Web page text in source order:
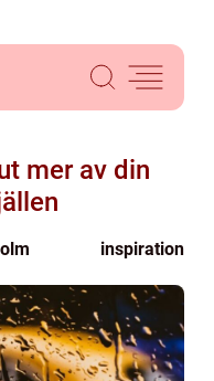
mer av din
inspiration